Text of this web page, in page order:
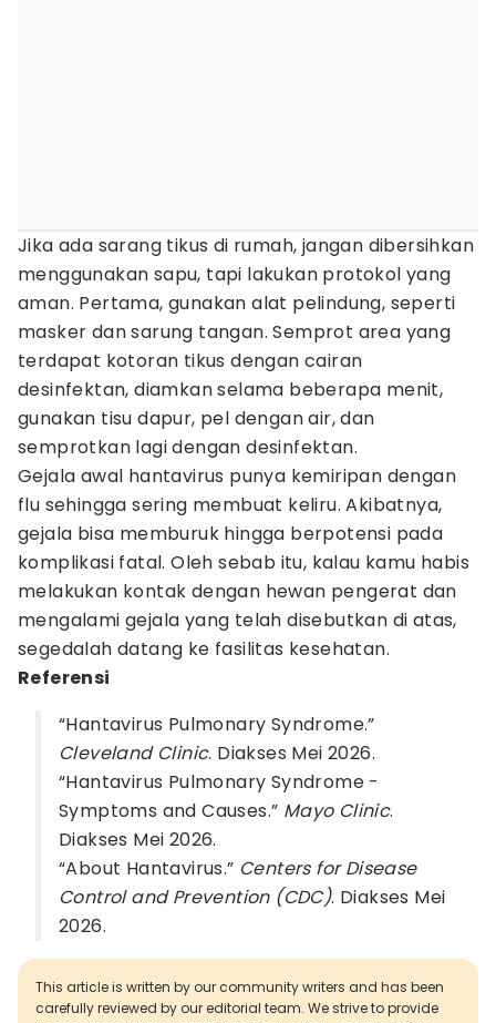
Jika ada sarang tikus di rumah, jangan dibersihkan
menggunakan sapu, tapi lakukan protokol yang
aman. Pertama, gunakan alat pelindung, seperti
masker dan sarung tangan. Semprot area yang
terdapat kotoran tikus dengan cairan
desinfektan, diamkan selama beberapa menit,
gunakan tisu dapur, pel dengan air, dan
semprotkan lagi dengan desinfektan.
Gejala awal hantavirus punya kemiripan dengan
flu sehingga sering membuat keliru. Akibatnya,
gejala bisa memburuk hingga berpotensi pada
komplikasi fatal. Oleh sebab itu, kalau kamu habis
melakukan kontak dengan hewan pengerat dan
mengalami gejala yang telah disebutkan di atas,
segedalah datang ke fasilitas kesehatan.
Referensi
“Hantavirus Pulmonary Syndrome.”
Cleveland Clinic. Diakses Mei 2026.
“Hantavirus Pulmonary Syndrome -
Symptoms and Causes.” Mayo Clinic.
Diakses Mei 2026.
“About Hantavirus.” Centers for Disease
Control and Prevention (CDC). Diakses Mei
2026.
This article is written by our community writers and has been
carefully reviewed by our editorial team. We strive to provide